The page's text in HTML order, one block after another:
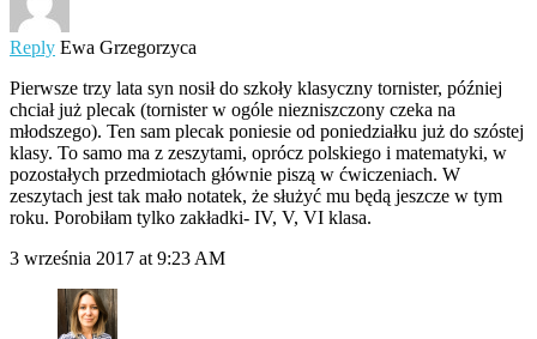
Reply Ewa Grzegorzyca
Pierwsze trzy lata syn nosił do szkoły klasyczny tornister, później
chciał już plecak (tornister w ogóle niezniszczony czeka na
młodszego). Ten sam plecak poniesie od poniedziałku już do szóstej
klasy. To samo ma z zeszytami, oprócz polskiego i matematyki, w
pozostałych przedmiotach głównie piszą w ćwiczeniach. W
zeszytach jest tak mało notatek, że służyć mu będą jeszcze w tym
roku. Porobiłam tylko zakładki- IV, V, VI klasa.
3 września 2017 at 9:23 AM